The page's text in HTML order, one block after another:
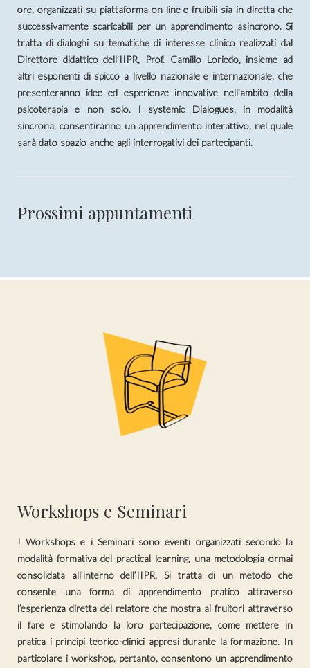
ore, organizzati su piattaforma on line e fruibili sia in diretta che
successivamente scaricabili per un apprendimento asincrono. Si
tratta di dialoghi su tematiche di interesse clinico realizzati dal
Direttore didattico dell’IIPR, Prof. Camillo Loriedo, insieme ad
altri esponenti di spicco a livello nazionale e internazionale, che
presenteranno idee ed esperienze innovative nell’ambito della
psicoterapia e non solo. I systemic Dialogues, in modalità
sincrona, consentiranno un apprendimento interattivo, nel quale
sarà dato spazio anche agli interrogativi dei partecipanti.
Prossimi appuntamenti
Workshops e Seminari
I Workshops e i Seminari sono eventi organizzati secondo la
modalità formativa del practical learning, una metodologia ormai
consolidata all’interno dell’IIPR. Si tratta di un metodo che
consente una forma di apprendimento pratico attraverso
l’esperienza diretta del relatore che mostra ai fruitori attraverso
il fare e stimolando la loro partecipazione, come mettere in
pratica i principi teorico-clinici appresi durante la formazione. In
particolare i workshop, pertanto, consentono un apprendimento